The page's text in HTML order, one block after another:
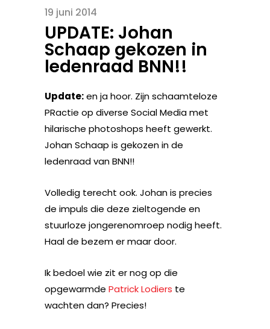
19 juni 2014
UPDATE: Johan
Schaap gekozen in
ledenraad BNN!!
Update:en ja hoor. Zijn schaamteloze
PRactie op diverse Social Media met
hilarische photoshops heeft gewerkt.
Johan Schaap is gekozen in de
ledenraad van BNN!!
Volledig terecht ook. Johan is precies
de impuls die deze zieltogende en
stuurloze jongerenomroep nodig heeft.
Haal de bezem er maar door.
Ik bedoel wie zit er nog op die
opgewarmde Patrick Lodiers te
wachten dan? Precies!